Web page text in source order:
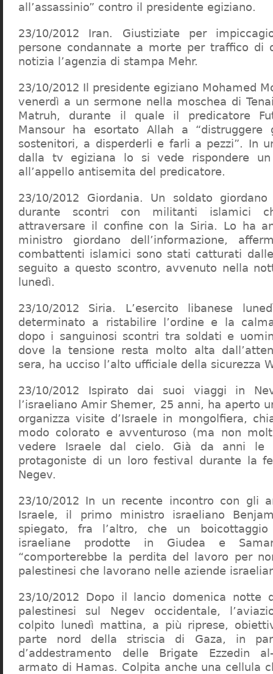
all’assassinio” contro il presidente egiziano.
23/10/2012 Iran. Giustiziate per
persone condannate a morte per traffico di
notizia l’agenzia di stampa Mehr.
23/10/2012 Il presidente egiziano Mohamed
venerdì a un sermone nella moschea di
Matruh, durante il quale il predicatore
Mansour ha esortato Allah a
sostenitori, a disperderli e farli a pezzi”. In
dalla tv egiziana lo si vede rispondere un
all’appello antisemita del predicatore.
23/10/2012 Giordania. Un soldato
durante scontri con militanti islamici
attraversare il confine con la Siria. Lo ha
ministro giordano dell’informazione,
combattenti islamici sono stati catturati
seguito a questo scontro, avvenuto nella
lunedì.
23/10/2012 Siria. L’esercito libanese
determinato a ristabilire l’ordine e la
dopo i sanguinosi scontri tra soldati e
dove la tensione resta molto alta
sera, ha ucciso l’alto ufficiale della sicurezza
23/10/2012 Ispirato dai suoi viaggi in
l’israeliano Amir Shemer, 25 anni, ha aperto
organizza visite d’Israele in mongolfiera,
modo colorato e avventuroso (ma non
vedere Israele dal cielo. Già da anni le
protagoniste di un loro festival durante la
Negev.
23/10/2012 In un recente incontro con gli
Israele, il primo ministro israeliano
spiegato, fra l’altro, che un
israeliane prodotte in Giudea e
“comporterebbe la perdita del lavoro per
palestinesi che lavorano nelle aziende
23/10/2012 Dopo il lancio domenica notte
palestinesi sul Negev occidentale,
colpito lunedì mattina, a più riprese,
parte nord della striscia di Gaza, in
d’addestramento delle Brigate Ezzedin
armato di Hamas. Colpita anche una cellula